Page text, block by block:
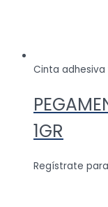
Cinta
1GR
Regístrate